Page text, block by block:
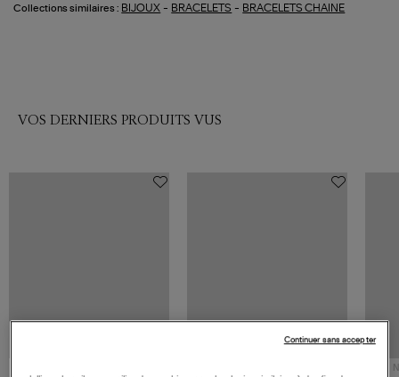
Collections similaires : BIJOUX - BRACELETS - BRACELETS CHAINE
VOS DERNIERS PRODUITS VUS
Continuer sans accepter